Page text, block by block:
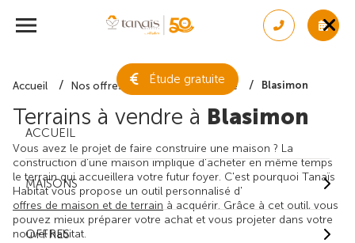
Étude gratuite
ACCUEIL
MAISONS
OFFRES
Accueil Nos offres de terrain Gironde Blasimon
Terrains à vendre à Blasimon
Vous avez le projet de faire construire une maison ? La
construction d'une maison implique d'acheter en même temps
le terrain qui accueillera votre futur foyer. C'est pourquoi Tanaïs
Habitat vous propose un outil personnalisé d'
offres de maison et de terrain à acquérir. Grâce à cet outil, vous
pouvez mieux préparer votre achat et vous projeter dans votre
nouvel habitat.